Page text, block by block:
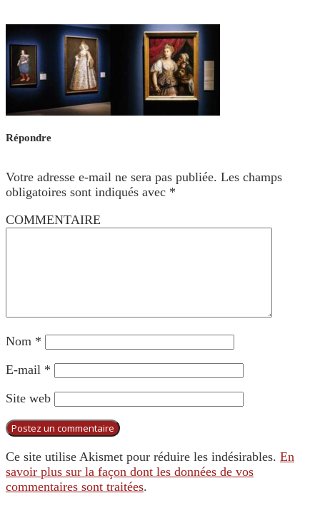
Répondre
Votre adresse e-mail ne sera pas publiée. Les champs
obligatoires sont indiqués avec *
COMMENTAIRE
Nom *
E-mail *
Site web
Ce site utilise Akismet pour réduire les indésirables. En
savoir plus sur la façon dont les données de vos
commentaires sont traitées.